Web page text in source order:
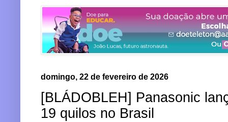
domingo, 22 de fevereiro de 2026
[BLÁDOBLEH] Panasonic
19 quilos no Brasil